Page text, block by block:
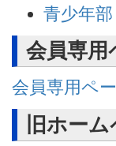
青少年部
会員専用
会員専用ペ
旧ホー